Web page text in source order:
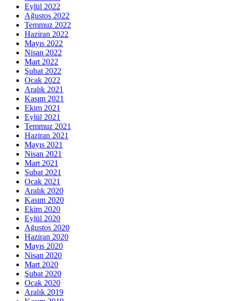
Eylül 2022
Ağustos 2022
Temmuz 2022
Haziran 2022
Mayıs 2022
Nisan 2022
Mart 2022
Şubat 2022
Ocak 2022
Aralık 2021
Kasım 2021
Ekim 2021
Eylül 2021
Temmuz 2021
Haziran 2021
Mayıs 2021
Nisan 2021
Mart 2021
Şubat 2021
Ocak 2021
Aralık 2020
Kasım 2020
Ekim 2020
Eylül 2020
Ağustos 2020
Haziran 2020
Mayıs 2020
Nisan 2020
Mart 2020
Şubat 2020
Ocak 2020
Aralık 2019